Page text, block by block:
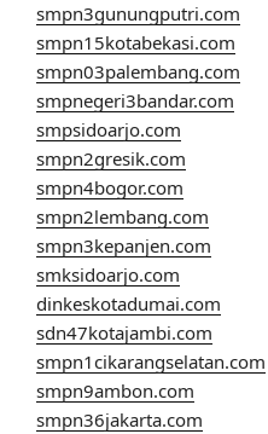
smpn3gunungputri.com
smpn15kotabekasi.com
smpn03palembang.com
smpnegeri3bandar.com
smpsidoarjo.com
smpn2gresik.com
smpn4bogor.com
smpn2lembang.com
smpn3kepanjen.com
smksidoarjo.com
dinkeskotadumai.com
sdn47kotajambi.com
smpn1cikarangselatan.com
smpn9ambon.com
smpn36jakarta.com